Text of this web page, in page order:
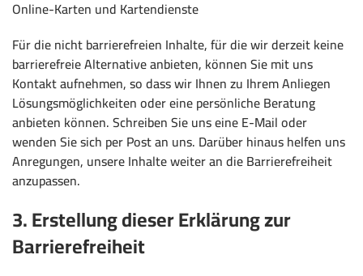
Online-Karten und Kartendienste
Für die nicht barrierefreien Inhalte, für die wir derzeit keine
barrierefreie Alternative anbieten, können Sie mit uns
Kontakt aufnehmen, so dass wir Ihnen zu Ihrem Anliegen
Lösungsmöglichkeiten oder eine persönliche Beratung
anbieten können. Schreiben Sie uns eine E-Mail oder
wenden Sie sich per Post an uns. Darüber hinaus helfen uns
Anregungen, unsere Inhalte weiter an die Barrierefreiheit
anzupassen.
3. Erstellung dieser Erklärung zur
Barrierefreiheit